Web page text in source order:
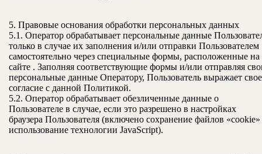
5. Правовые основания обработки персональных данных
5.1. Оператор обрабатывает персональные данные
только в случае их заполнения и/или отправки Пользователем
самостоятельно через специальные формы, расположенные на
сайте . Заполняя соответствующие формы и/или отправляя
персональные данные Оператору, Пользователь выражает свое
согласие с данной Политикой.
5.2. Оператор обрабатывает обезличенные данные о
Пользователе в случае, если это разрешено в настройках
браузера Пользователя (включено сохранение файлов
использование технологии JavaScript).